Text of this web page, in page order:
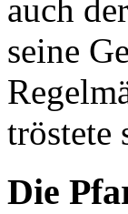
auch
seine
Die